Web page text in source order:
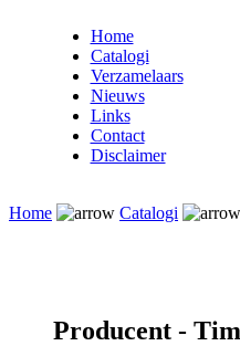
Home
Catalogi
Verzamelaars
Nieuws
Links
Contact
Disclaimer
Home Catalogi
Producent -